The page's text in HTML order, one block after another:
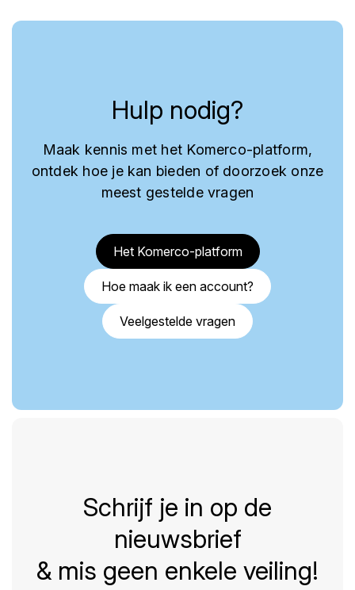
Hulp nodig?
Maak kennis met het Komerco-platform,
ontdek hoe je kan bieden of doorzoek onze
meest gestelde vragen
Het Komerco-platform
Hoe maak ik een account?
Veelgestelde vragen
Schrijf je in op de
nieuwsbrief
& mis geen enkele veiling!